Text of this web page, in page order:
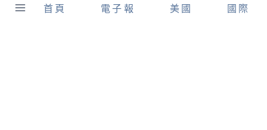
首頁 電子報 美國 國際